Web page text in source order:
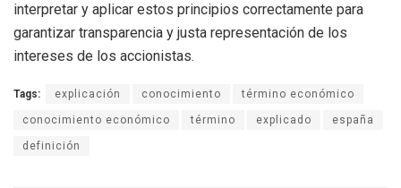
interpretar y aplicar estos principios correctamente para
garantizar transparencia y justa representación de los
intereses de los accionistas.
Tags: explicación conocimiento término económico
conocimiento económico término explicado españa
definición